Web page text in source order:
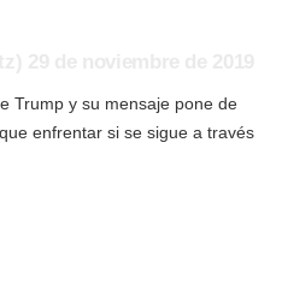
Trump y su mensaje pone de
enfrentar si se sigue a través